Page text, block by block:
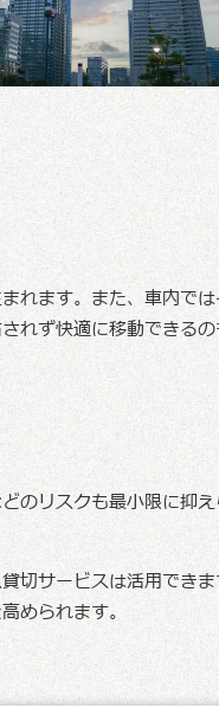
れます。また、車内で
れず快適に移動できる
のリスクも最小限に抑
切サービスは活用でき
められます。